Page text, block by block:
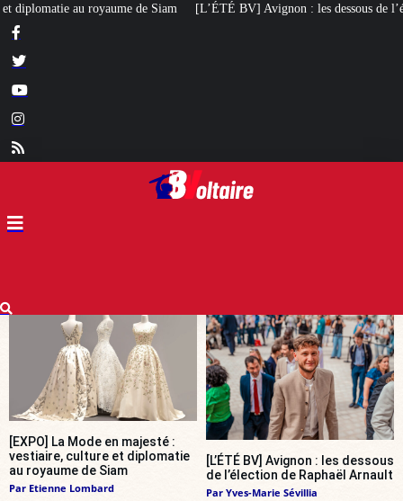
BV] Avignon : les dessous de l’élection de Raphaël Arnault Un
[EXPO] La Mode en majesté :
vestiaire, culture et diplomatie
au royaume de Siam
Par Etienne Lombard
[L’ÉTÉ BV] Avignon : les dessous
de l’élection de Raphaël Arnault
Par Yves-Marie Sévillia